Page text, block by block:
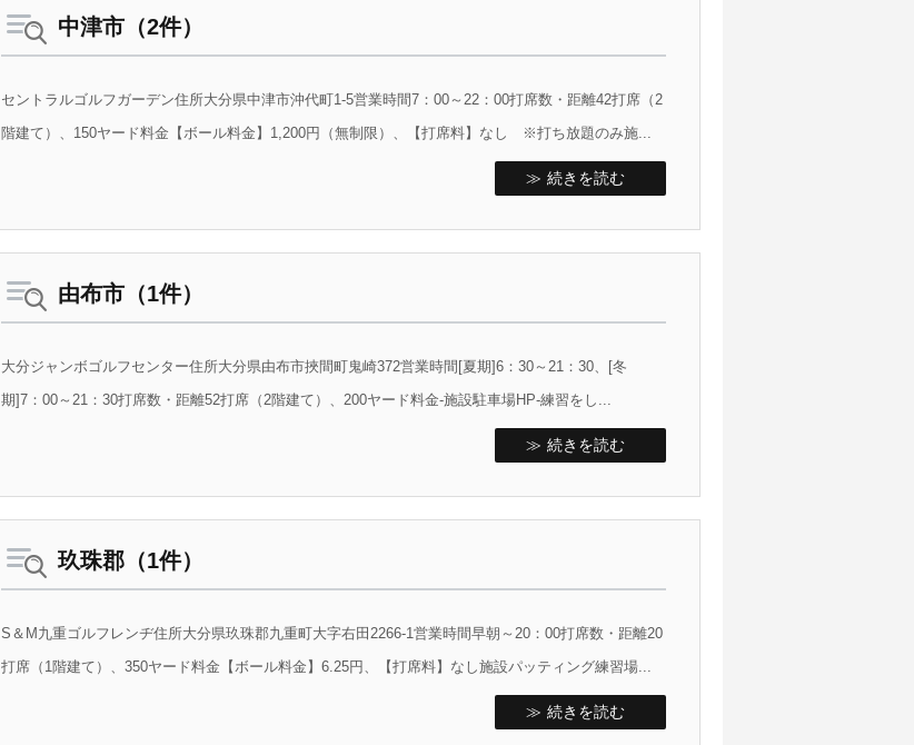
中津市（2件）
セントラルゴルフガーデン住所大分県中津市沖代町1-5営業時間7：00～22：00打席数・距離42打席（2
階建て）、150ヤード料金【ボール料金】1,200円（無制限）、【打席料】なし ※打ち放題のみ施...
続きを読む
由布市（1件）
大分ジャンボゴルフセンター住所大分県由布市挾間町鬼崎372営業時間[夏期]6：30～21：30、[冬
期]7：00～21：30打席数・距離52打席（2階建て）、200ヤード料金-施設駐車場HP-練習をし...
続きを読む
玖珠郡（1件）
S＆M九重ゴルフレンヂ住所大分県玖珠郡九重町大字右田2266-1営業時間早朝～20：00打席数・距離20
打席（1階建て）、350ヤード料金【ボール料金】6.25円、【打席料】なし施設パッティング練習場...
続きを読む